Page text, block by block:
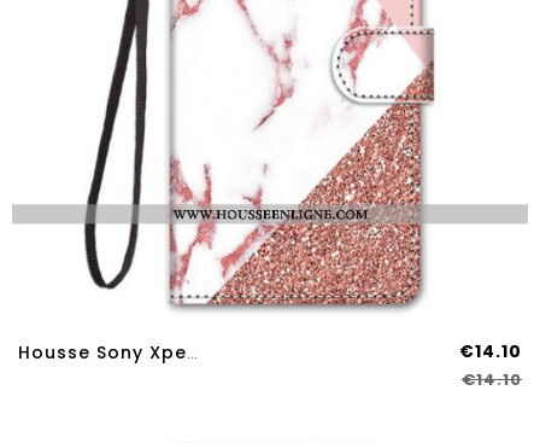
Housse Sony Xperia 10 IV Triangle En Marbre Et Paillettes €14.10
€14.10